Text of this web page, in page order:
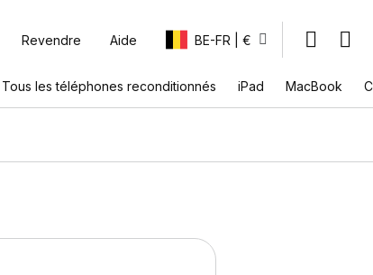
Revendre Aide BE-FR | €
Tous les téléphones reconditionnés iPad MacBook